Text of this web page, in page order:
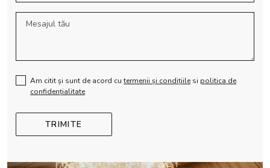
Am citit și sunt de acord cu termenii și condițiile si politica de
confidențialitate
TRIMITE